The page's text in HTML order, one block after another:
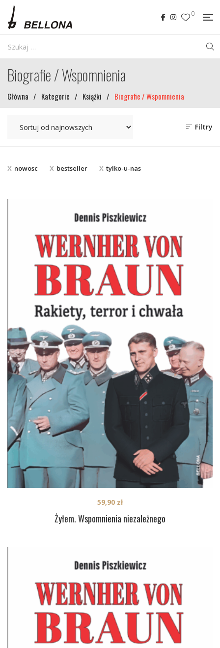
0
Biografie / Wspomnienia
Główna / Kategorie / Książki / Biografie / Wspomnienia
Filtry
nowosc bestseller tylko-u-nas
Żyłem. Wspomnienia niezależnego
59,90 zł